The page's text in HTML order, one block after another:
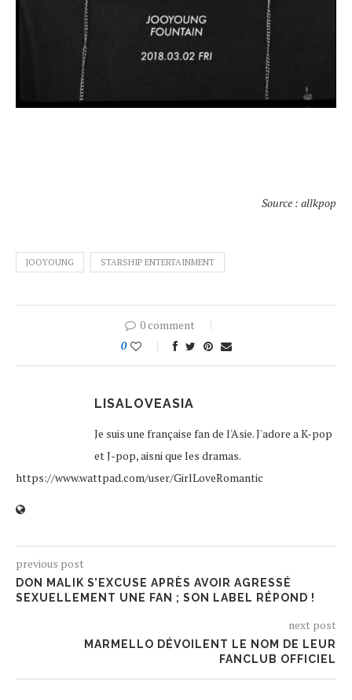
Source : allkpop
JOOYOUNG STARSHIP ENTERTAINMENT
0 comment
0
LISALOVEASIA
Je suis une française fan de l'Asie. J'adore a K-pop
et J-pop, aisni que les dramas.
https://www.wattpad.com/user/GirlLoveRomantic
previous post
DON MALIK S’EXCUSE APRÈS AVOIR AGRESSÉ
SEXUELLEMENT UNE FAN ; SON LABEL RÉPOND !
next post
MARMELLO DÉVOILENT LE NOM DE LEUR
FANCLUB OFFICIEL